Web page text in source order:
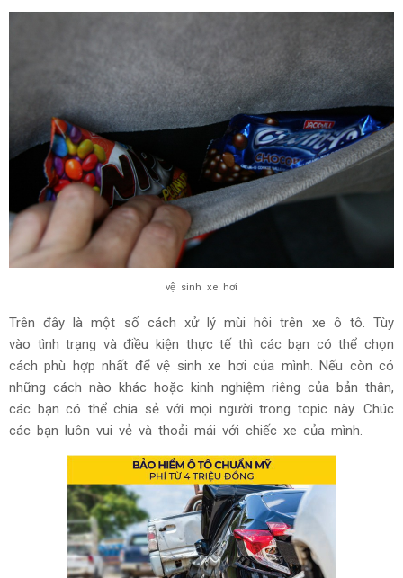
vệ sinh xe hơi
Trên đây là một số cách xử lý mùi hôi trên xe ô tô. Tùy
vào tình trạng và điều kiện thực tế thì các bạn có thể chọn
cách phù hợp nhất để vệ sinh xe hơi của mình. Nếu còn có
những cách nào khác hoặc kinh nghiệm riêng của bản thân,
các bạn có thể chia sẻ với mọi người trong topic này. Chúc
các bạn luôn vui vẻ và thoải mái với chiếc xe của mình.